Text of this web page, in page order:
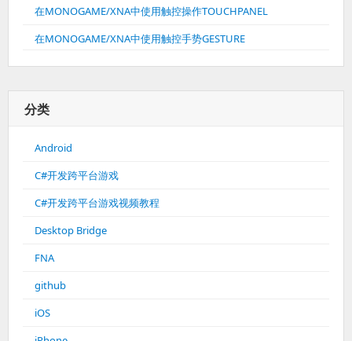
在MONOGAME/XNA中使用触控操作TOUCHPANEL
在MONOGAME/XNA中使用触控手势GESTURE
分类
Android
C#开发跨平台游戏
C#开发跨平台游戏视频教程
Desktop Bridge
FNA
github
iOS